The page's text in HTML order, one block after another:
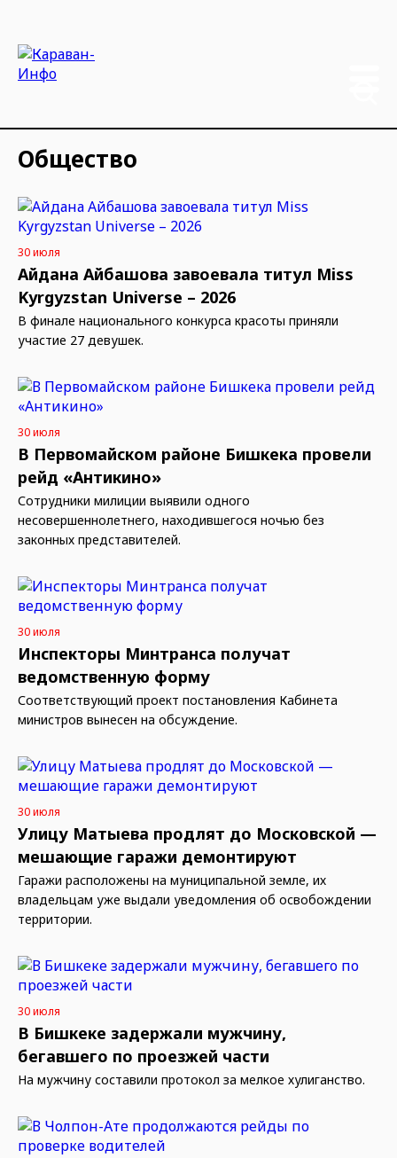
Общество
30 июля
Айдана Айбашова завоевала титул Miss
Kyrgyzstan Universe – 2026
В финале национального конкурса красоты приняли
участие 27 девушек.
30 июля
В Первомайском районе Бишкека провели
рейд «Антикино»
Сотрудники милиции выявили одного
несовершеннолетнего, находившегося ночью без
законных представителей.
30 июля
Инспекторы Минтранса получат
ведомственную форму
Соответствующий проект постановления Кабинета
министров вынесен на обсуждение.
30 июля
Улицу Матыева продлят до Московской —
мешающие гаражи демонтируют
Гаражи расположены на муниципальной земле, их
владельцам уже выдали уведомления об освобождении
территории.
30 июля
В Бишкеке задержали мужчину,
бегавшего по проезжей части
На мужчину составили протокол за мелкое хулиганство.